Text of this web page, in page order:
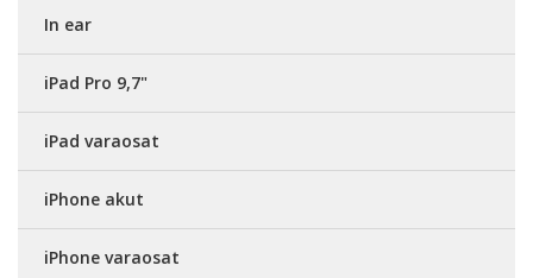
In ear
iPad Pro 9,7"
iPad varaosat
iPhone akut
iPhone varaosat